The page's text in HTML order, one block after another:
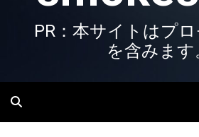
PR：本サイトはプ
を含みます